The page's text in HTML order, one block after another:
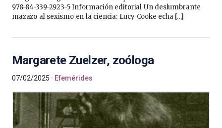
978-84-339-2923-5 Información editorial Un deslumbrante
mazazo al sexismo en la ciencia: Lucy Cooke echa […]
Margarete Zuelzer, zoóloga
07/02/2025 Efemérides